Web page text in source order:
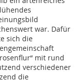
war. Dafür
sich die
mit rund
verschiedener
die